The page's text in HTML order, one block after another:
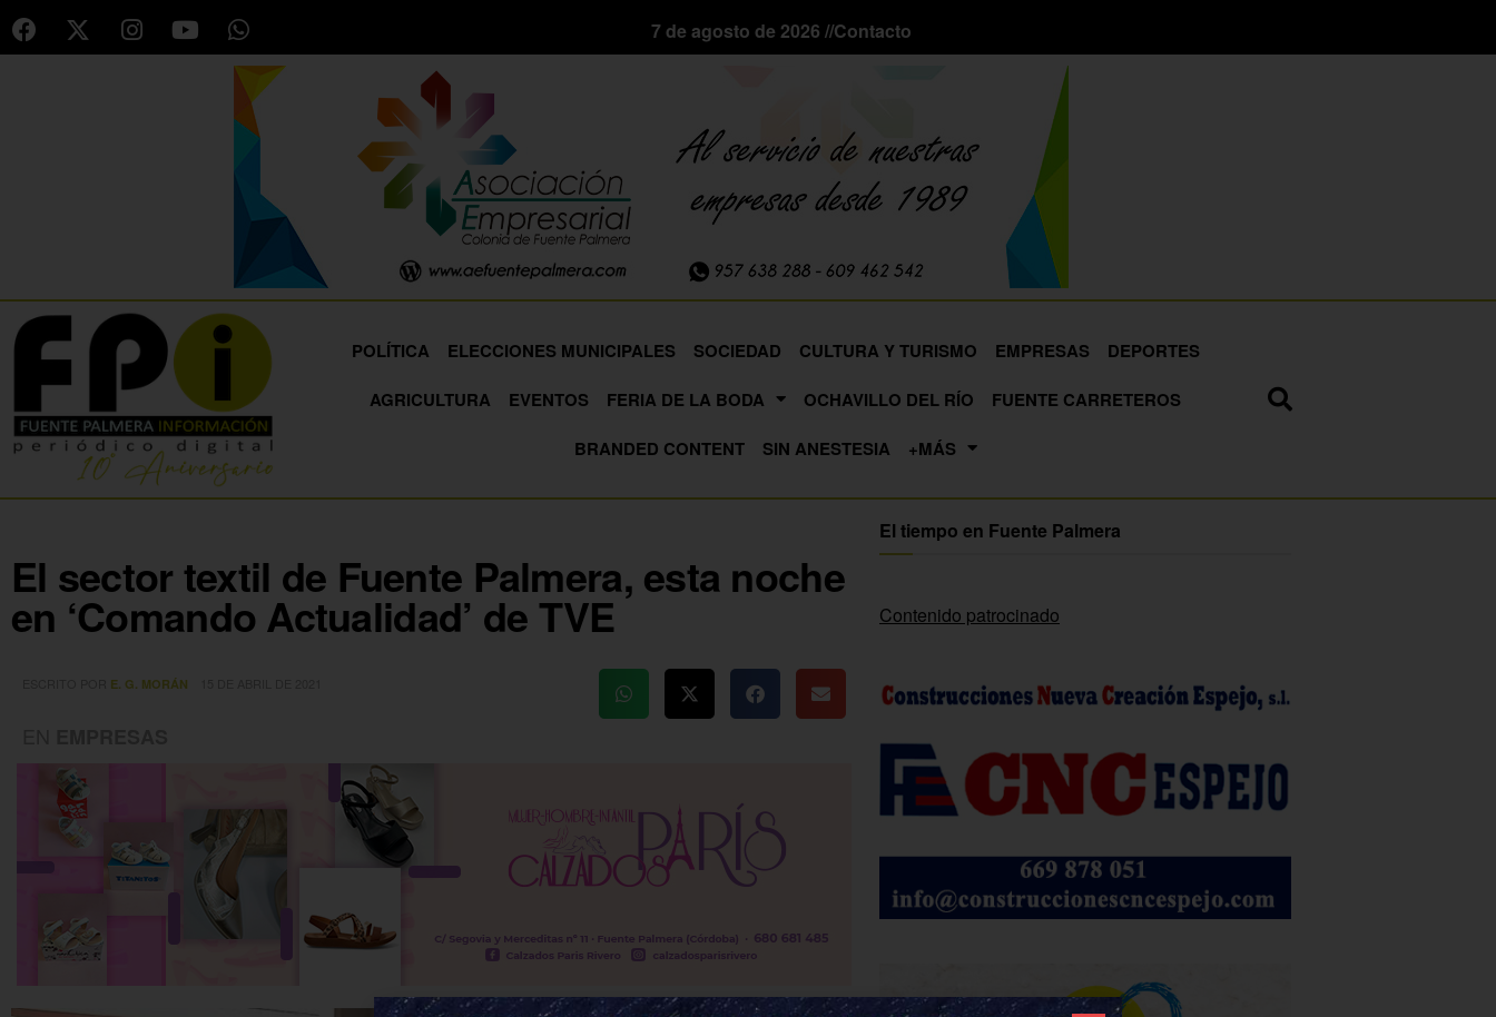
7 de agosto de 2026 //Contacto
POLÍTICA ELECCIONES MUNICIPALES SOCIEDAD CULTURA Y TURISMO EMPRESAS
DEPORTES
AGRICULTURA
EVENTOS FERIA DE LA BODA OCHAVILLO DEL RÍO
FUENTE CARRETEROS
BRANDED CONTENT
SIN ANESTESIA +MÁS
El sector textil de Fuente Palmera, esta noche
en ‘Comando Actualidad’ de TVE
E. G. MORÁN
El tiempo en Fuente Palmera
Contenido patrocinado